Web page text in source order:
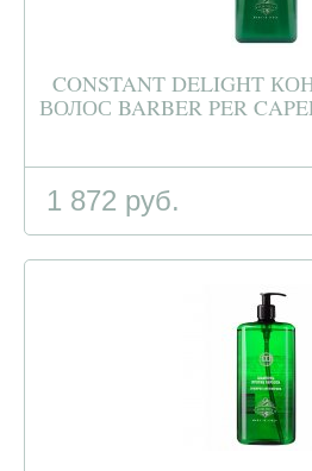
CONSTANT DELIGHT
ВОЛОС BARBER PER
1 872 руб.